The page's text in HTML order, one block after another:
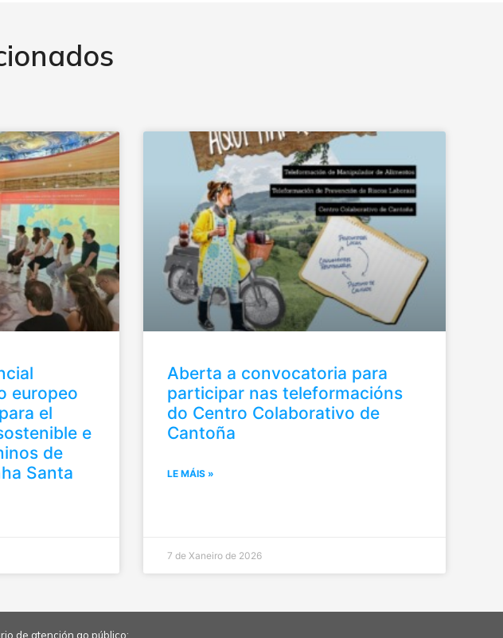
europeo
el
e
de
Santa
Aberta a convocatoria para
participar nas teleformacións
do Centro Colaborativo de
Cantoña
LE MÁIS »
7 de Xaneiro de 2026
de atención ao público: